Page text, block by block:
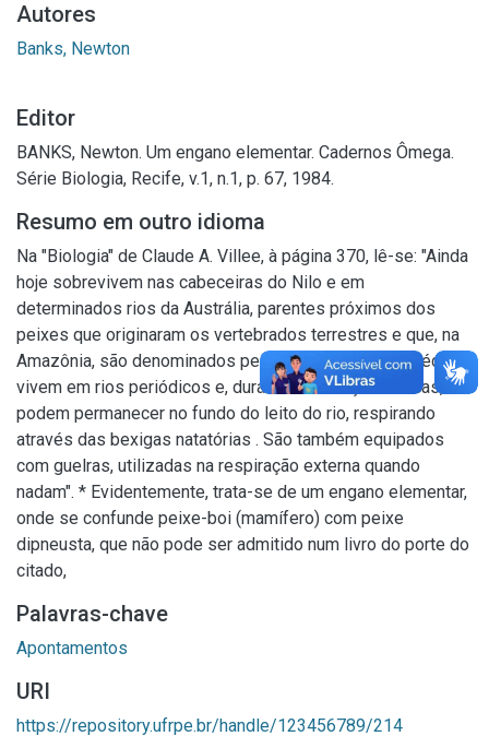
Autores
Banks, Newton
Editor
BANKS, Newton. Um engano elementar. Cadernos Ômega.
Série Biologia, Recife, v.1, n.1, p. 67, 1984.
Resumo em outro idioma
Na "Biologia" de Claude A. Villee, à página 370, lê-se: "Ainda
hoje sobrevivem nas cabeceiras do Nilo e em
determinados rios da Austrália, parentes próximos dos
peixes que originaram os vertebrados terrestres e que, na
Amazônia, são denominados peixe-boi. Algumas espécies
vivem em rios periódicos e, durante as estações secas,
podem permanecer no fundo do leito do rio, respirando
através das bexigas natatórias . São também equipados
com guelras, utilizadas na respiração externa quando
nadam". * Evidentemente, trata-se de um engano elementar,
onde se confunde peixe-boi (mamífero) com peixe
dipneusta, que não pode ser admitido num livro do porte do
citado,
Palavras-chave
Apontamentos
URI
https://repository.ufrpe.br/handle/123456789/214